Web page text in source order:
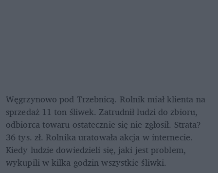
Węgrzynowo pod Trzebnicą. Rolnik miał klienta na
sprzedaż 11 ton śliwek. Zatrudnił ludzi do zbioru,
odbiorca towaru ostatecznie się nie zgłosił. Strata?
36 tys. zł. Rolnika uratowała akcja w internecie.
Kiedy ludzie dowiedzieli się, jaki jest problem,
wykupili w kilka godzin wszystkie śliwki.